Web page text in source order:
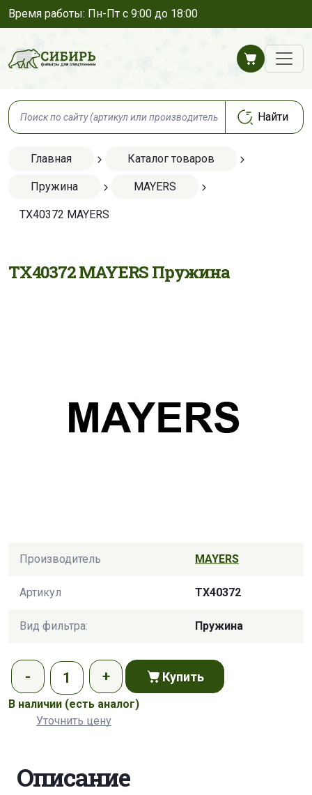
Время работы: Пн-Пт с 9:00 до 18:00
Главная Каталог товаров
Пружина MAYERS
TX40372 MAYERS
TX40372 MAYERS Пружина
Производитель MAYERS
Артикул TX40372
Вид фильтра: Пружина
Купить
В наличии (есть аналог)
Уточнить цену
Описание